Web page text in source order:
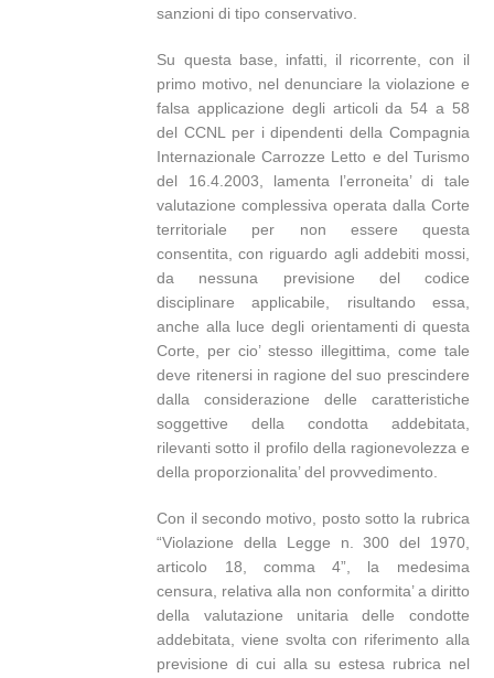
sanzioni di tipo conservativo.
Su questa base, infatti, il ricorrente, con il
primo motivo, nel denunciare la violazione e
falsa applicazione degli articoli da 54 a 58
del CCNL per i dipendenti della Compagnia
Internazionale Carrozze Letto e del Turismo
del 16.4.2003, lamenta l’erroneita’ di tale
valutazione complessiva operata dalla Corte
territoriale per non essere questa
consentita, con riguardo agli addebiti mossi,
da nessuna previsione del codice
disciplinare applicabile, risultando essa,
anche alla luce degli orientamenti di questa
Corte, per cio’ stesso illegittima, come tale
deve ritenersi in ragione del suo prescindere
dalla considerazione delle caratteristiche
soggettive della condotta addebitata,
rilevanti sotto il profilo della ragionevolezza e
della proporzionalita’ del provvedimento.
Con il secondo motivo, posto sotto la rubrica
“Violazione della Legge n. 300 del 1970,
articolo 18, comma 4”, la medesima
censura, relativa alla non conformita’ a diritto
della valutazione unitaria delle condotte
addebitata, viene svolta con riferimento alla
previsione di cui alla su estesa rubrica nel